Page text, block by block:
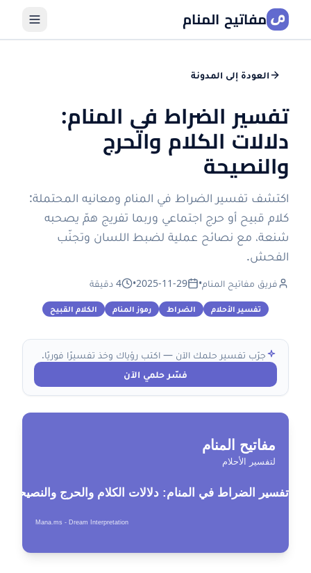
مفاتيح المنام
العودة إلى المدونة
تفسير الضراط في المنام:
دلالات الكلام والحرج
والنصيحة
اكتشف تفسير الضراط في المنام ومعانيه المحتملة:
كلام قبيح أو حرج اجتماعي وربما تفريج همّ يصحبه
شنعة، مع نصائح عملية لضبط اللسان وتجنّب
الفحش.
فريق مفاتيح المنام•
2025-11-29
• 4 دقيقة
تفسير الأحلام الضراط رموز المنام الكلام القبيح
جرّب تفسير حلمك الآن — اكتب رؤياك وخذ تفسيرًا فوريًا.
فسّر حلمي الآن